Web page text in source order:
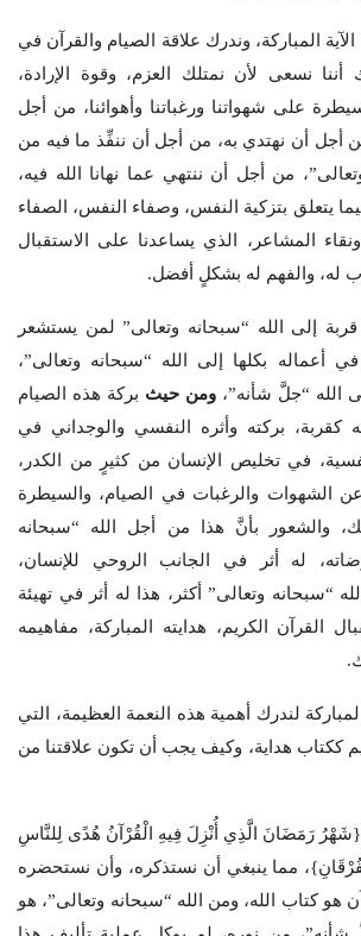
المباركة، وندرك علاقة الصيام والقرآن في
نسعى لأن نمتلك العزم، وقوة الإرادة،
على شهواتنا ورغباتنا وأهوائنا، من أجل
من أجل أن نهتدي به، من أجل أن ننفِّذ ما فيه من
من أجل أن ننتهي عما نهانا الله فيه،
يتعلق بتزكية النفس، وصفاء النفس، الصفاء
المشاعر، الذي يساعدنا على الاستقبال
له، والفهم له بشكلٍ أفضل.
إلى الله “سبحانه وتعالى” لمن يستشعر
أعماله بكلها إلى الله “سبحانه وتعالى”،
الله “جلَّ شأنه”، ومن حيث بركة هذه الصيام
كقربة، بركته وأثره النفسي والوجداني في
في تخليص الإنسان من كثيرٍ من الكدر،
عن الشهوات والرغبات في الصيام، والسيطرة
والشعور بأنَّ هذا من أجل الله “سبحانه
له أثر في الجانب الروحي للإنسان،
“سبحانه وتعالى” أكثر، هذا له أثر في تهيئة
القرآن الكريم، هدايته المباركة، مفاهيمه
لندرك أهمية هذه النعمة العظيمة، التي
ككتاب هداية، وكيف يجب أن تكون علاقتنا من
{شَهْرُ رَمَضَانَ الَّذِي أُنْزِلَ فِيهِ الْقُرْآنُ هُدًى لِلنَّاسِ
مما ينبغي أن نستذكره، وأن نستحضره
هو كتاب الله، ومن الله “سبحانه وتعالى”، هو